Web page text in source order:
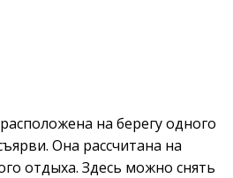
на берегу одного
Она рассчитана на
отдыха. Здесь можно снять